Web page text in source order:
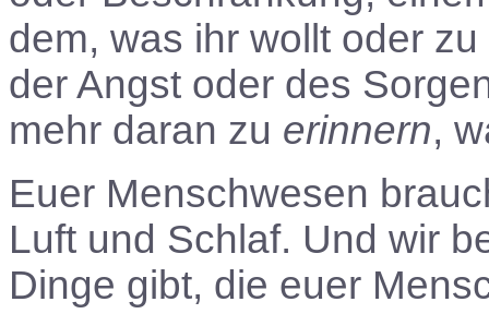
dem, was ihr wollt oder
der Angst oder des
mehr daran zu erinnern,
Euer Menschwesen
Luft und Schlaf. Und wir
Dinge gibt, die euer